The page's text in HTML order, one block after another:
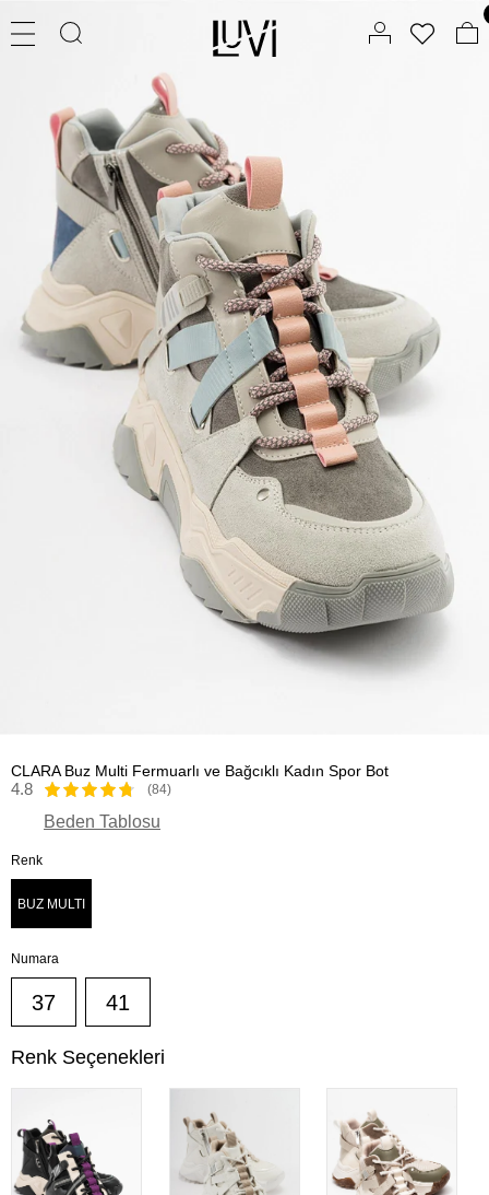
CLARA Buz Multi Fermuarlı ve Bağcıklı Kadın Spor Bot
4.8 (84)
Beden Tablosu
Renk
BUZ MULTI
Numara
37 41
Renk Seçenekleri